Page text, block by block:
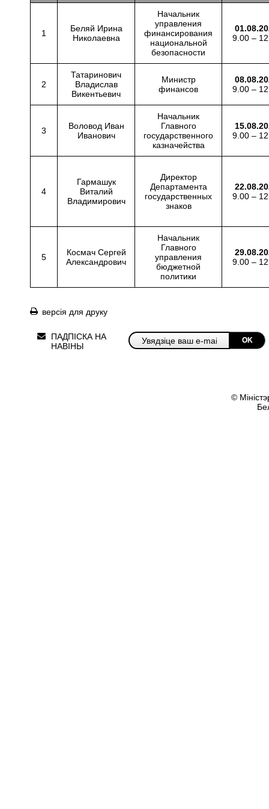
1
Беляй Ирина
Николаевна
Начальник
управления
финансирования
национальной
безопасности
9.00 –
2
Татаринович
Владислав
Викентьевич
Министр
финансов
9.00 –
3
Воловод Иван
Иванович
Начальник
Главного
государственного
казначейства
9.00 –
4
Гармашук
Виталий
Владимирович
Директор
Департамента
государственных
знаков
9.00 –
5
Космач Сергей
Александрович
Начальник
Главного
управления
бюджетной
политики
9.00 –
версія для друку
ПАДПІСКА НА
НАВІНЫ
OK
©